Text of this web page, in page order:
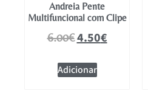
Andreia Pente
Multifuncional com Clipe
6.00€4.50€
Adicionar